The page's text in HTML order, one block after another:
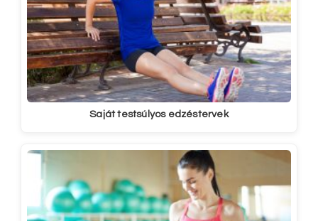
Saját testsúlyos edzéstervek